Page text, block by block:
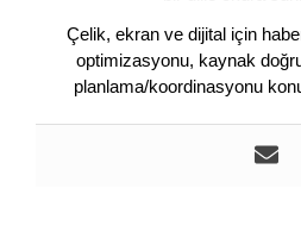
Çelik, ekran ve dijital için
optimizasyonu, kaynak
planlama/koordinasyonu